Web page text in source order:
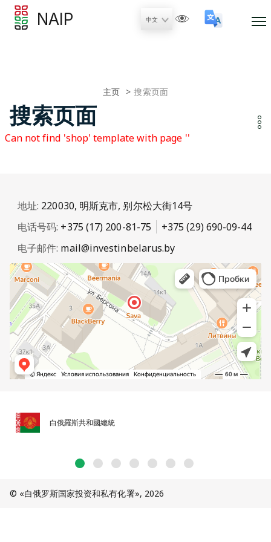
NAIP
主页 搜索页面
搜索页面
Can not find 'shop' template with page ''
地址: 220030, 明斯克市, 别尔松大街14号
电话号码: +375 (17) 200-81-75
+375 (29) 690-09-44
电子邮件: mail@investinbelarus.by
白俄羅斯共和國總統
© «白俄罗斯国家投资和私有化署», 2026